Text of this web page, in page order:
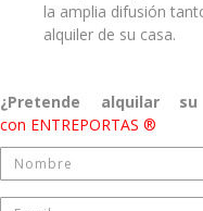
la amplia difusión
alquiler de su casa.
¿Pretende alquilar
con ENTREPORTAS ®